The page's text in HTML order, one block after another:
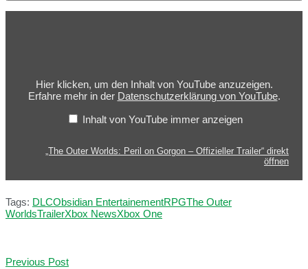
Hier klicken, um den Inhalt von YouTube anzuzeigen.
Erfahre mehr in der Datenschutzerklärung von YouTube.
Inhalt von YouTube immer anzeigen
„The Outer Worlds: Peril on Gorgon – Offizieller Trailer“ direkt
öffnen
Tags: DLCObsidian EntertainementRPGThe Outer
WorldsTrailerXbox NewsXbox One
Previous Post